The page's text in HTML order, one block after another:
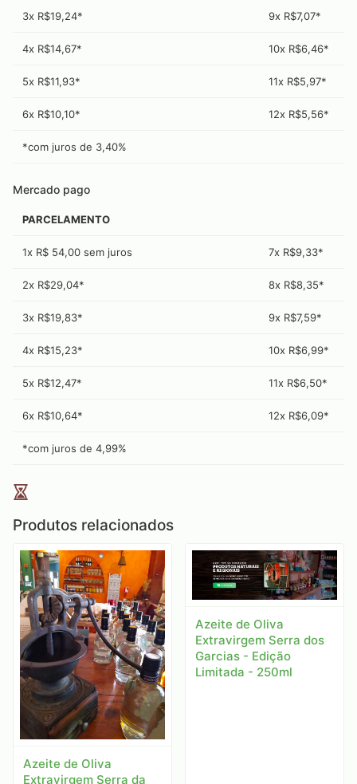
3x R$19,24* 9x R$7,07*
4x R$14,67* 10x R$6,46*
5x R$11,93* 11x R$5,97*
6x R$10,10* 12x R$5,56*
*com juros de 3,40%
Mercado pago
PARCELAMENTO
1x R$ 54,00 sem juros 7x R$9,33*
2x R$29,04* 8x R$8,35*
3x R$19,83* 9x R$7,59*
4x R$15,23* 10x R$6,99*
5x R$12,47* 11x R$6,50*
6x R$10,64* 12x R$6,09*
*com juros de 4,99%
Produtos relacionados
Azeite de Oliva
Extravirgem Serra da
Azeite de Oliva
Extravirgem Serra dos
Garcias - Edição
Limitada - 250ml